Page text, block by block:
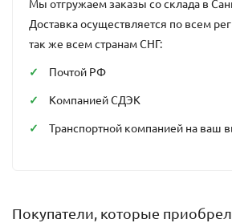
Мы отгружаем заказы со склада в
Доставка осуществляется по всем
так же всем странам СНГ:
Почтой РФ
Компанией СДЭК
Транспортной компанией на ваш
Покупатели, которые